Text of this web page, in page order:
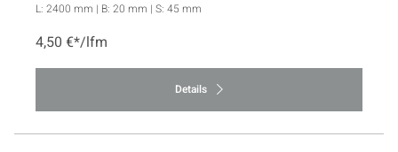
L: 2400 mm | B: 20 mm | S: 45 mm
4,50 €*/lfm
Details